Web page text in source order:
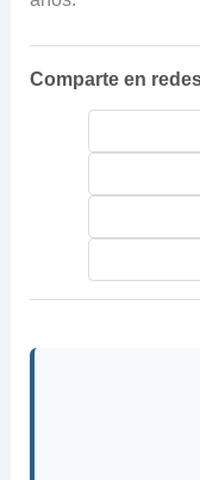
Comparte en